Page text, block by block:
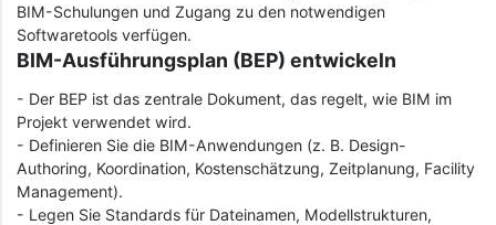
BIM-Schulungen und Zugang zu den notwendigen
Softwaretools verfügen.
BIM-Ausführungsplan (BEP) entwickeln
- Der BEP ist das zentrale Dokument, das regelt, wie BIM im
Projekt verwendet wird.
- Definieren Sie die BIM-Anwendungen (z. B. Design-
Authoring, Koordination, Kostenschätzung, Zeitplanung, Facility
Management).
- Legen Sie Standards für Dateinamen, Modellstrukturen,